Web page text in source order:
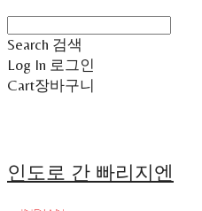
Search 검색
Log In 로그인
Cart장바구니
인도로 간 빠리지엔